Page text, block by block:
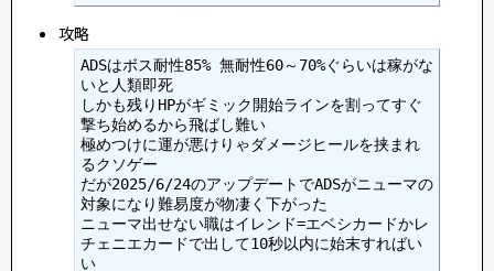
攻略
ADSはボス耐性85% 無耐性60～70%ぐらいは稼がな
いと人類即死
しかも残りHPがギミック開始ラインを割ってすぐ
撃ち始めるから飛ばし難い
極めつけに運が悪けりゃダメージヒールを挟まれ
るクソゲー
だが2025/6/24のアップデートでADSがニューマの
対象になり難易度が物凄く下がった
ニューマ出せない職はイレンド=エベシカードかレ
チェニエカードで出して10秒以内に始末すればい